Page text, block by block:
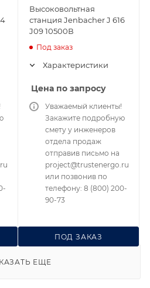
Высоковольтная
станция Jenbacher J 616
J09 10500В
Под заказ
Характеристики
Цена по запросу
ПОД ЗАКАЗ
Уважаемый клиенты!
Закажите подробную
смету у инженеров
отдела продаж
отправив письмо на
project@trustenergo.ru
или позвонив по
телефону: 8 (800) 200-
90-73
ЕЩЕ